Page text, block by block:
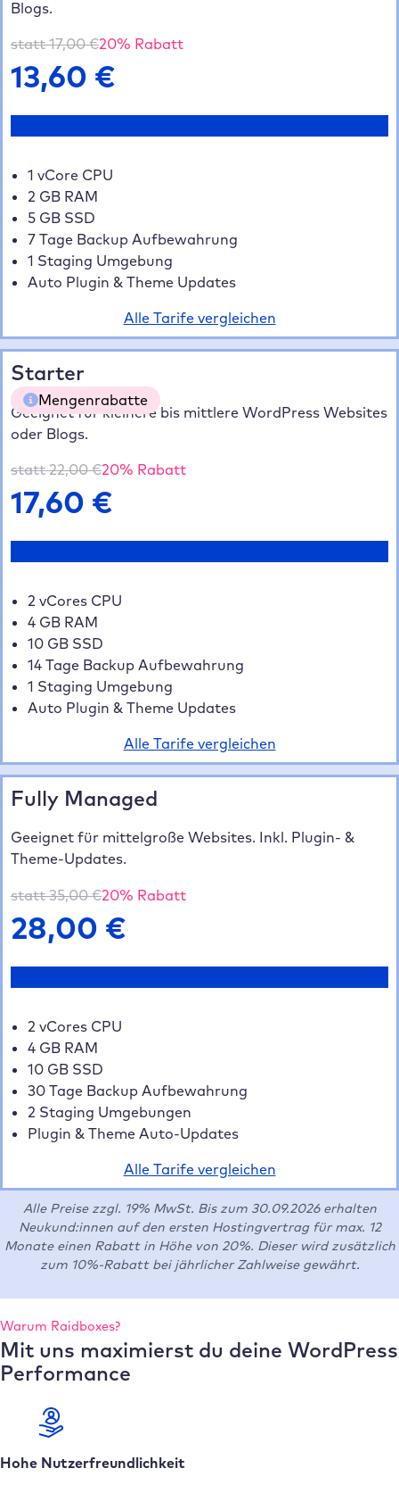
Blogs.
statt17,00€20% Rabatt
13,60 €
1 vCore CPU
2 GB RAM
5 GB SSD
7 Tage Backup Aufbewahrung
1 Staging Umgebung
Auto Plugin & Theme Updates
Alle Tarife vergleichen
Starter
Mengenrabatte
5 Websites
10 Websites35% gespart
Geeignet für kleinere bis mittlere WordPress Websites
oder Blogs.
statt22,00€20% Rabatt
17,60 €
2 vCores CPU
4 GB RAM
10 GB SSD
14 Tage Backup Aufbewahrung
1 Staging Umgebung
Auto Plugin & Theme Updates
Alle Tarife vergleichen
Fully Managed
Geeignet für mittelgroße Websites. Inkl. Plugin- &
Theme-Updates.
statt35,00€20% Rabatt
28,00 €
2 vCores CPU
4 GB RAM
10 GB SSD
30 Tage Backup Aufbewahrung
2 Staging Umgebungen
Plugin & Theme Auto-Updates
Alle Tarife vergleichen
Alle Preise zzgl. 19% MwSt. Bis zum 30.09.2026 erhalten
Neukund:innen auf den ersten Hostingvertrag für max. 12
Monate einen Rabatt in Höhe von 20%. Dieser wird zusätzlich
zum 10%-Rabatt bei jährlicher Zahlweise gewährt.
Warum Raidboxes?
Mit uns maximierst du deine WordPress
Performance
Hohe Nutzerfreundlichkeit